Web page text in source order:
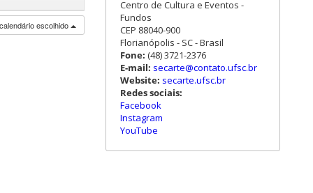
escolhido
Centro de Cultura e Eventos -
Fundos
CEP 88040-900
Florianópolis - SC - Brasil
Fone: (48) 3721-2376
E-mail: secarte@contato.ufsc.br
Website: secarte.ufsc.br
Redes sociais:
Facebook
Instagram
YouTube